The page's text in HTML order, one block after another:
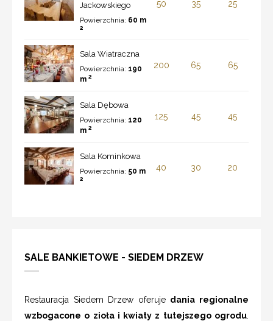
Jackowskiego
Powierzchnia: 60 m
2
50 35 25
Sala Wiatraczna
Powierzchnia: 190
m 2
200 65 65
Sala Dębowa
Powierzchnia: 120
m 2
125 45 45
Sala Kominkowa
Powierzchnia: 50 m
2
40 30 20
SALE BANKIETOWE - SIEDEM DRZEW
Restauracja Siedem Drzew oferuje dania regionalne
wzbogacone o zioła i kwiaty z tutejszego ogrodu